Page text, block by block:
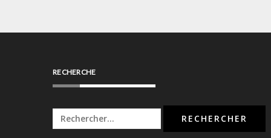
RECHERCHE
Rechercher :